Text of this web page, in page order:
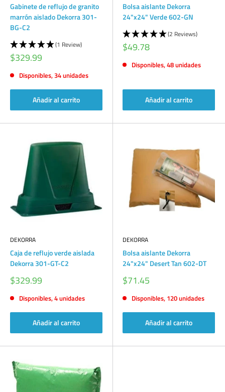
Gabinete de reflujo de granito
marrón aislado Dekorra 301-
BG-C2
(1 Review)
Precio
de
venta
$329.99
Disponibles, 34 unidades
Añadir al carrito
Bolsa aislante Dekorra
24"x24" Verde 602-GN
(2 Reviews)
Precio
de
venta
$49.78
Disponibles, 48 unidades
Añadir al carrito
DEKORRA
Caja de reflujo verde aislada
Dekorra 301-GT-C2
Precio
de
venta
$329.99
Disponibles, 4 unidades
Añadir al carrito
DEKORRA
Bolsa aislante Dekorra
24"x24" Desert Tan 602-DT
Precio
de
venta
$71.45
Disponibles, 120 unidades
Añadir al carrito